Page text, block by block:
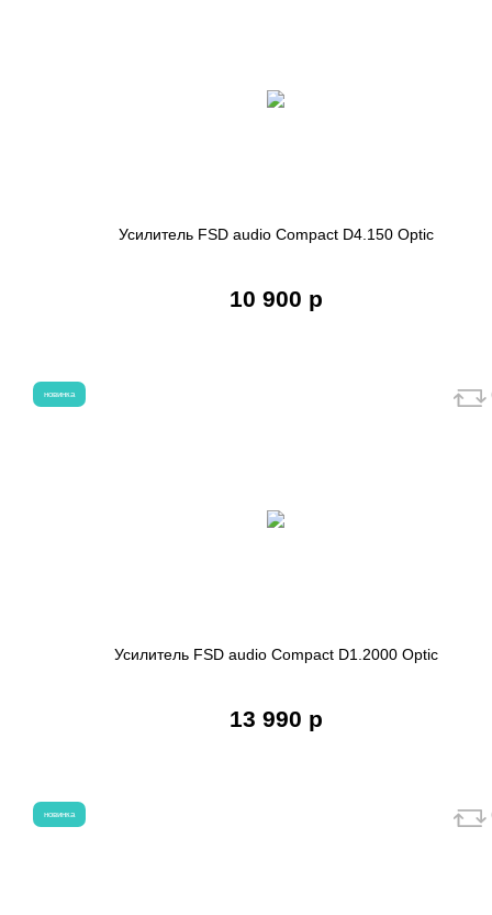
Усилитель FSD audio Compact D4.150 Optic
10 900 р
Усилитель FSD audio Compact D1.2000 Optic
13 990 р
новинка
новинка